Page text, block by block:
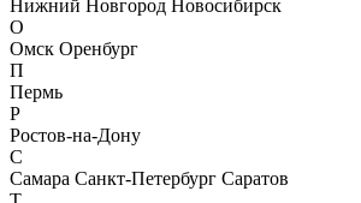
Нижний Новгород Новосибирск
О
Омск Оренбург
П
Пермь
Р
Ростов-на-Дону
С
Самара Санкт-Петербург Саратов